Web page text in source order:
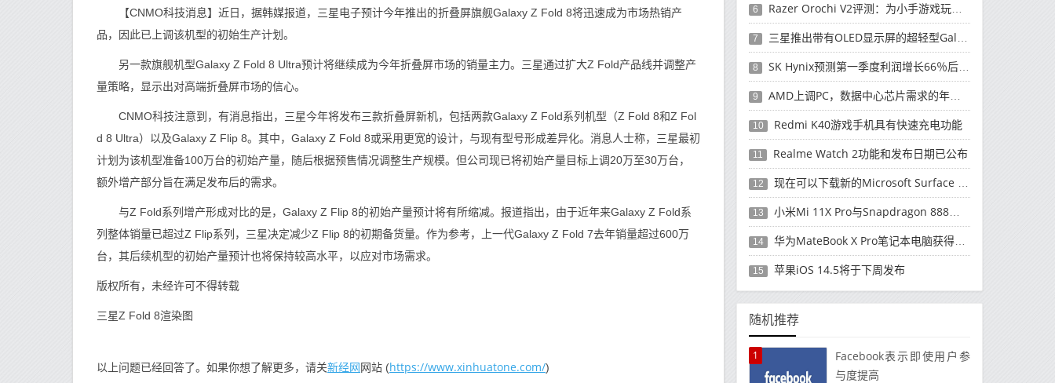
【CNMO科技消息】近日，据韩媒报道，三星电子预计今年推出的折叠屏旗舰Galaxy Z Fold 8将迅速成为市场热销产
品，因此已上调该机型的初始生产计划。
另一款旗舰机型Galaxy Z Fold 8 Ultra预计将继续成为今年折叠屏市场的销量主力。三星通过扩大Z Fold产品线并调整产
量策略，显示出对高端折叠屏市场的信心。
CNMO科技注意到，有消息指出，三星今年将发布三款折叠屏新机，包括两款Galaxy Z Fold系列机型（Z Fold 8和Z Fol
d 8 Ultra）以及Galaxy Z Flip 8。其中，Galaxy Z Fold 8或采用更宽的设计，与现有型号形成差异化。消息人士称，三星最初
计划为该机型准备100万台的初始产量，随后根据预售情况调整生产规模。但公司现已将初始产量目标上调20万至30万台，
额外增产部分旨在满足发布后的需求。
与Z Fold系列增产形成对比的是，Galaxy Z Flip 8的初始产量预计将有所缩减。报道指出，由于近年来Galaxy Z Fold系
列整体销量已超过Z Flip系列，三星决定减少Z Flip 8的初期备货量。作为参考，上一代Galaxy Z Fold 7去年销量超过600万
台，其后续机型的初始产量预计也将保持较高水平，以应对市场需求。
版权所有，未经许可不得转载
三星Z Fold 8渲染图
以上问题已经回答了。如果你想了解更多，请关新经网网站 (https://www.xinhuatone.com/)
6 Razer Orochi V2评测：为小手游戏玩家设计的鼠标
7 三星推出带有OLED显示屏的超轻型Galaxy Book Pro和Galaxy Book Pro 360笔记本电脑
8 SK Hynix预测第一季度利润增长66％后，对芯片的需求将增强
9 AMD上调PC，数据中心芯片需求的年度收入预测
10 Redmi K40游戏手机具有快速充电功能
11 Realme Watch 2功能和发布日期已公布
12 现在可以下载新的Microsoft Surface Duo更新
13 小米Mi 11X Pro与Snapdragon 888处理器一起发布
14 华为MateBook X Pro笔记本电脑获得全新升级
15 苹果iOS 14.5将于下周发布
随机推荐
1
Facebook表示即使用户参
与度提高